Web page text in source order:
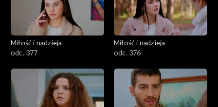
Miłość i nadzieja
odc. 377
Miłość i nadzieja
odc. 376